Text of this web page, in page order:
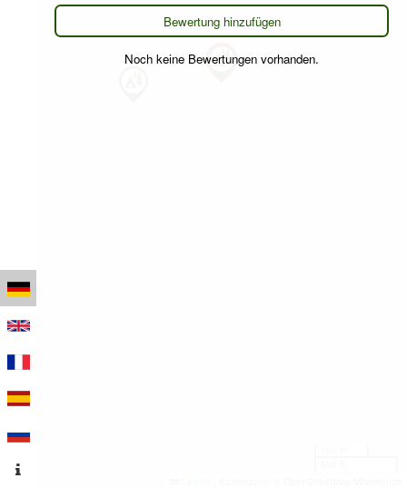
Bewertung hinzufügen
Noch keine Bewertungen vorhanden.